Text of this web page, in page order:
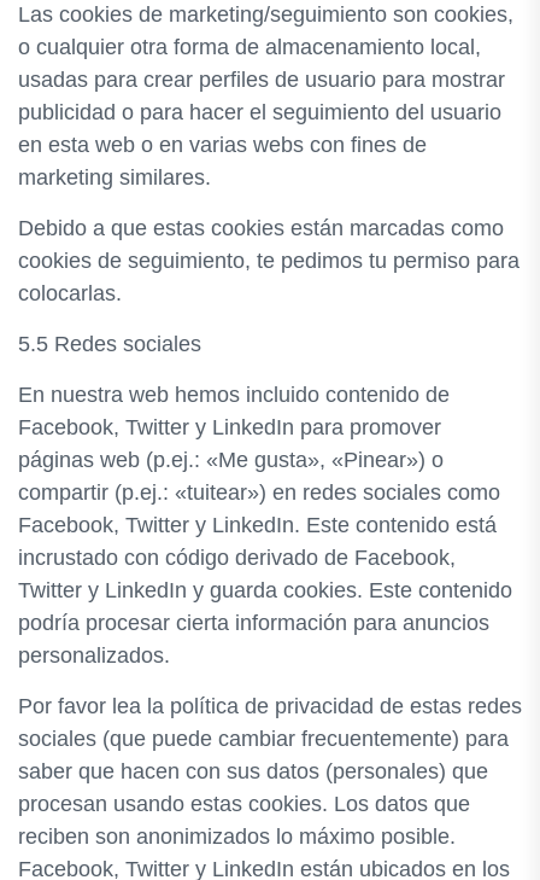
Las cookies de marketing/seguimiento son cookies,
o cualquier otra forma de almacenamiento local,
usadas para crear perfiles de usuario para mostrar
publicidad o para hacer el seguimiento del usuario
en esta web o en varias webs con fines de
marketing similares.
Debido a que estas cookies están marcadas como
cookies de seguimiento, te pedimos tu permiso para
colocarlas.
5.5 Redes sociales
En nuestra web hemos incluido contenido de
Facebook, Twitter y LinkedIn para promover
páginas web (p.ej.: «Me gusta», «Pinear») o
compartir (p.ej.: «tuitear») en redes sociales como
Facebook, Twitter y LinkedIn. Este contenido está
incrustado con código derivado de Facebook,
Twitter y LinkedIn y guarda cookies. Este contenido
podría procesar cierta información para anuncios
personalizados.
Por favor lea la política de privacidad de estas redes
sociales (que puede cambiar frecuentemente) para
saber que hacen con sus datos (personales) que
procesan usando estas cookies. Los datos que
reciben son anonimizados lo máximo posible.
Facebook, Twitter y LinkedIn están ubicados en los